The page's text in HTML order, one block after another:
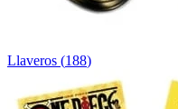
Llaveros (188)